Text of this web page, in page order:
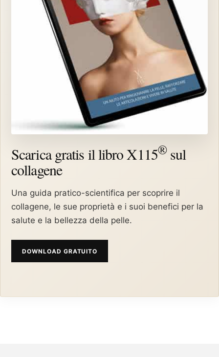
Scarica gratis il libro X115®sul
collagene
Una guida pratico-scientifica per scoprire il
collagene, le sue proprietà e i suoi benefici per la
salute e la bellezza della pelle.
DOWNLOAD GRATUITO